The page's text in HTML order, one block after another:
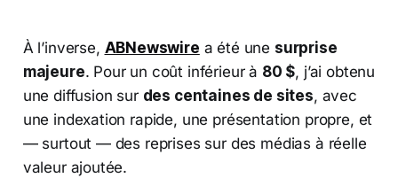
À l’inverse, ABNewswire a été une surprise
majeure. Pour un coût inférieur à 80 $, j’ai obtenu
une diffusion sur des centaines de sites, avec
une indexation rapide, une présentation propre, et
— surtout — des reprises sur des médias à réelle
valeur ajoutée.